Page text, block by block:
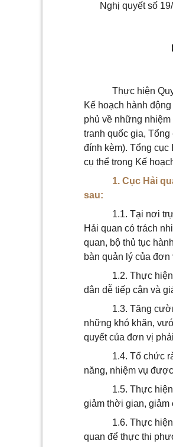
Nghị quyết số
Thực hiện
Kế hoạch hành
phủ về những
tranh quốc gia,
đính kèm). Tổng
cụ thể trong Kế
1. Cục Hải
sau:
1.1. Tại nơi
Hải quan có trách
quan, bộ thủ tục
bàn quản lý của đơn
1.2. Thực
dân dễ tiếp cận và
1.3. Tăng
những khó khăn,
quyết của đơn vị
1.4. Tổ chức
năng, nhiệm vụ
1.5. Thực
giảm thời gian, giảm
1.6. Thực
quan để thực thi